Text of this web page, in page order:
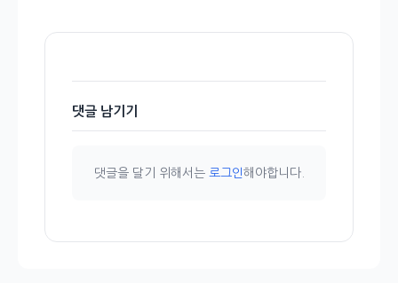
댓글 남기기
댓글을 달기 위해서는 로그인해야합니다.